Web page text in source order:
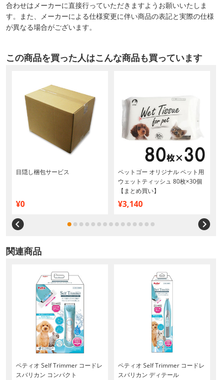
合わせはメーカーに直接行っていただきますようお願いいたしま
す。また、メーカーによる仕様変更に伴い商品の表記と実際の仕様
が異なる場合がございます。
この商品を買った人はこんな商品も買っています
目隠し梱包サービス
¥0
ペットゴー オリジナル ペット用
ウェットティッシュ 80枚×30個
【まとめ買い】
¥3,140
関連商品
ペティオ Self Trimmer コードレ
スバリカン コンパクト
ペティオ Self Trimmer コードレ
スバリカン ディテール